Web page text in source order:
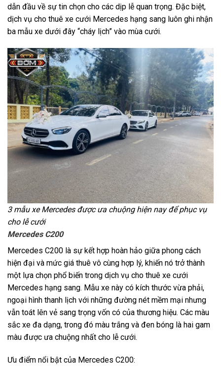
dẫn đầu về sự tin chọn cho các dịp lễ quan trọng. Đặc biệt,
dịch vụ cho thuê xe cưới Mercedes hạng sang luôn ghi nhận
ba mẫu xe dưới đây “cháy lịch” vào mùa cưới.
3 mẫu xe Mercedes được ưa chuộng hiện nay để phục vụ
cho lễ cưới
Mercedes C200
Mercedes C200 là sự kết hợp hoàn hảo giữa phong cách
hiện đại và mức giá thuê vô cùng hợp lý, khiến nó trở thành
một lựa chọn phổ biến trong dịch vụ cho thuê xe cưới
Mercedes hạng sang. Mẫu xe này có kích thước vừa phải,
ngoại hình thanh lịch với những đường nét mềm mại nhưng
vẫn toát lên vẻ sang trọng vốn có của thương hiệu. Các màu
sắc xe đa dạng, trong đó màu trắng và đen bóng là hai gam
màu được ưa chuộng nhất cho lễ cưới.
Ưu điểm nổi bật của Mercedes C200: